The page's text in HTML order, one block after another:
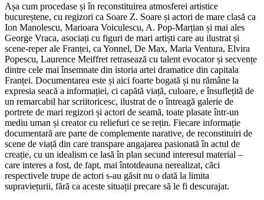
Așa cum procedase și în reconstituirea atmosferei artistice
bucureștene, cu regizori ca Soare Z. Soare și actori de mare clasă ca
Ion Manolescu, Marioara Voiculescu, A. Pop-Marțian și mai ales
George Vraca, asociați cu figuri de mari artiști care au ilustrat și
scene-reper ale Franței, ca Yonnel, De Max, Maria Ventura, Elvira
Popescu, Laurence Meiffret retrasează cu talent evocator și secvențe
dintre cele mai însemnate din istoria artei dramatice din capitala
Franței. Documentarea este și aici foarte bogată și nu rămâne la
expresia seacă a informației, ci capătă viață, culoare, e însuflețită de
un remarcabil har scriitoricesc, ilustrat de o întreagă galerie de
portrete de mari regizori și actori de seamă, toate plasate într-un
mediu uman și creator cu reliefuri ce se rețin. Fiecare informație
documentară are parte de complemente narative, de reconstituiri de
scene de viață din care transpare angajarea pasionată în actul de
creație, cu un idealism ce lasă în plan secund interesul material –
care interes a fost, de fapt, mai întotdeauna nerealizat, căci
respectivele trupe de actori s-au găsit nu o dată la limita
supraviețurii, fără ca aceste situații precare să le fi descurajat.